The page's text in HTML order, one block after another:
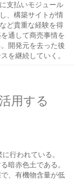
支払いモジュール
、構築サイトが情
ど貴重な経験を得
通して商売事情を
開発元を去った後
を継続していく。
用する
行われている。
暗赤色土である。
、有機物含量が低